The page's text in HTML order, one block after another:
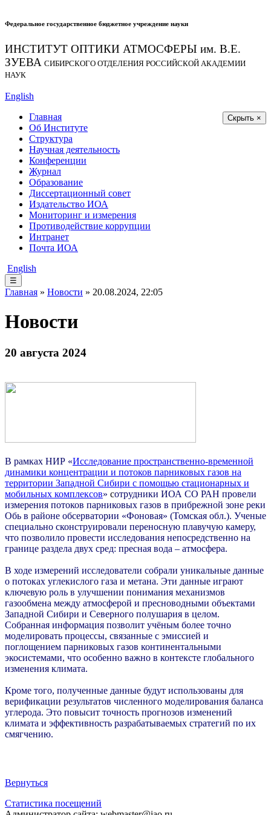
Федеральное государственное бюджетное учреждение науки
ИНСТИТУТ ОПТИКИ АТМОСФЕРЫ им. В.Е.
ЗУЕВА СИБИРСКОГО ОТДЕЛЕНИЯ РОССИЙСКОЙ АКАДЕМИИ
НАУК
English
Скрыть ×
Главная
Об Институте
Структура
Научная деятельность
Конференции
Журнал
Образование
Диссертационный совет
Издательство ИОА
Мониторинг и измерения
Противодействие коррупции
Интранет
Почта ИОА
English
☰
Главная » Новости » 20.08.2024, 22:05
Новости
20 августа 2024
В рамках НИР «Исследование пространственно-временной
динамики концентрации и потоков парниковых газов на
территории Западной Сибири с помощью стационарных и
мобильных комплексов» сотрудники ИОА СО РАН провели
измерения потоков парниковых газов в прибрежной зоне реки
Обь в районе обсерватории «Фоновая» (Томская обл.). Ученые
специально сконструировали переносную плавучую камеру,
что позволило провести исследования непосредственно на
границе раздела двух сред: пресная вода – атмосфера.
В ходе измерений исследователи собрали уникальные данные
о потоках углекислого газа и метана. Эти данные играют
ключевую роль в улучшении понимания механизмов
газообмена между атмосферой и пресноводными объектами
Западной Сибири и Северного полушария в целом.
Собранная информация позволит учёным более точно
моделировать процессы, связанные с эмиссией и
поглощением парниковых газов континентальными
экосистемами, что особенно важно в контексте глобального
изменения климата.
Кроме того, полученные данные будут использованы для
верификации результатов численного моделирования баланса
углерода. Это повысит точность прогнозов изменений
климата и эффективность разрабатываемых стратегий по их
смягчению.
Вернуться
Статистика посещений